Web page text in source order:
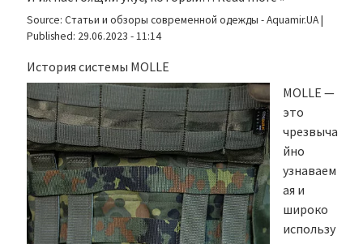
Source: Статьи и обзоры современной одежды - Aquamir.UA|
Published: 29.06.2023 - 11:14
История системы MOLLE
MOLLE —
это
чрезвыча
йно
узнаваем
ая и
широко
использу